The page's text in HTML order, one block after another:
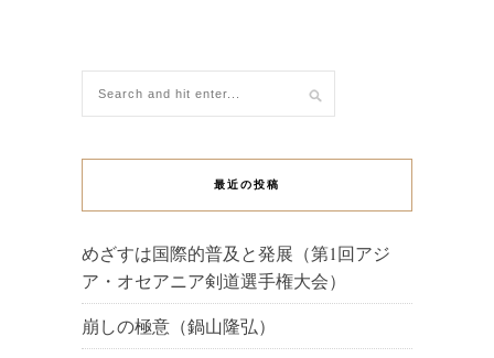
最近の投稿
めざすは国際的普及と発展（第1回アジ
ア・オセアニア剣道選手権大会）
崩しの極意（鍋山隆弘）